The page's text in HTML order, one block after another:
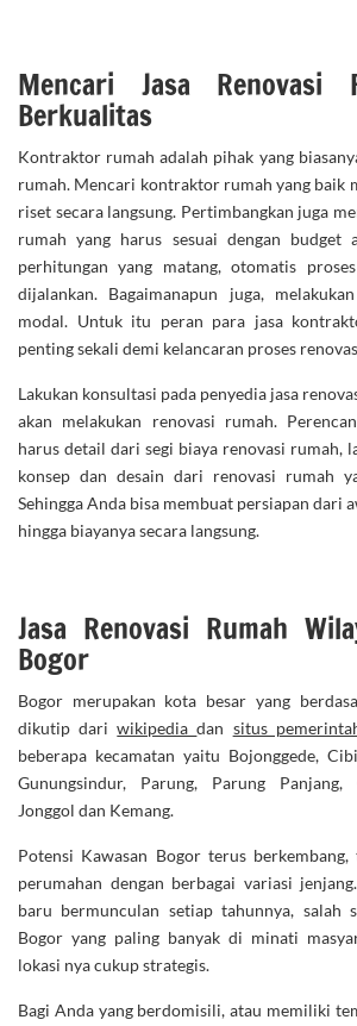
Mencari Jasa Renovasi
Berkualitas
Kontraktor rumah adalah pihak yang
rumah. Mencari kontraktor rumah yang baik
riset secara langsung. Pertimbangkan juga
rumah yang harus sesuai dengan
perhitungan yang matang, otomatis
dijalankan. Bagaimanapun juga,
modal. Untuk itu peran para jasa
penting sekali demi kelancaran proses
Lakukan konsultasi pada penyedia jasa
akan melakukan renovasi rumah.
harus detail dari segi biaya renovasi rumah,
konsep dan desain dari renovasi rumah
Sehingga Anda bisa membuat persiapan dari
hingga biayanya secara langsung.
Jasa Renovasi Rumah
Bogor
Bogor merupakan kota besar yang
dikutip dariwikipediadan situs
beberapa kecamatan yaitu Bojonggede,
Gunungsindur, Parung, Parung Panjang,
Jonggol dan Kemang.
Potensi Kawasan Bogor terus
perumahan dengan berbagai variasi
baru bermunculan setiap tahunnya, salah
Bogor yang paling banyak di minati
lokasi nya cukup strategis.
Bagi Anda yang berdomisili, atau memiliki